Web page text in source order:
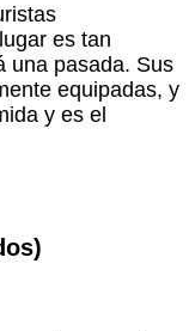
es tan
una pasada. Sus
equipadas, y
y es el